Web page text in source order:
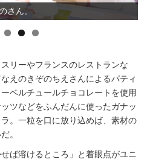
さん。
リーやフランスのレストランな
えのきぞのちえさんによるパティ
ベルチュールチョコレートを使用
ツなどをふんだんに使ったガナッ
。一粒を口に放り込めば、素材の
。
ば溶けるところ」と着眼点がユニ